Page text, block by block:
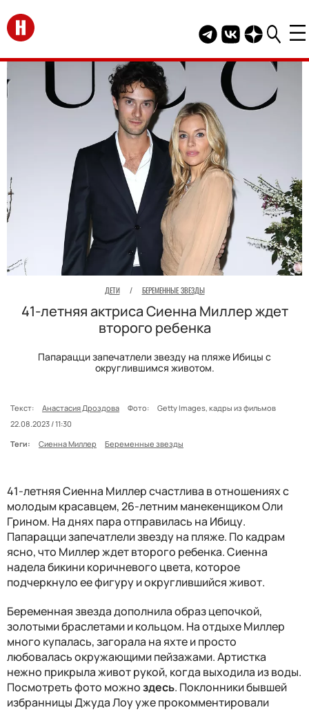
Перейти на главную
Telegram канал
Группа HELLO
Канал
ДЕТИ / БЕРЕМЕННЫЕ ЗВЕЗДЫ
41-летняя актриса Сиенна Миллер ждет
второго ребенка
Папарацци запечатлели звезду на пляже Ибицы с
округлившимся животом.
Текст: Анастасия Дроздова Фото:
Getty Images, кадры из фильмов
22.08.2023 / 11:30
Теги:
Сиенна Миллер Беременные звезды
41-летняя Сиенна Миллер счастлива в отношениях с
молодым красавцем, 26-летним манекенщиком Оли
Грином. На днях пара отправилась на Ибицу.
Папарацци запечатлели звезду на пляже. По кадрам
ясно, что Миллер ждет второго ребенка. Сиенна
надела бикини коричневого цвета, которое
подчеркнуло ее фигуру и округлившийся живот.
Беременная звезда дополнила образ цепочкой,
золотыми браслетами и кольцом. На отдыхе Миллер
много купалась, загорала на яхте и просто
любовалась окружающими пейзажами. Артистка
нежно прикрыла живот рукой, когда выходила из воды.
Посмотреть фото можноздесь. Поклонники бывшей
избранницы Джуда Лоу уже прокомментировали